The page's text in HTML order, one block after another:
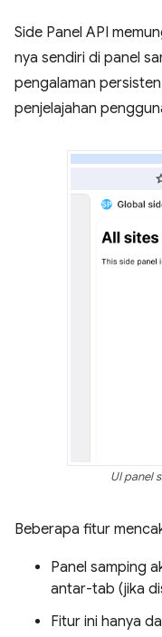
Side Panel API
nya sendiri di panel
pengalaman
penjelajahan
UI panel
Beberapa fitur
Panel samping
antar-tab (jika
Fitur ini hanya